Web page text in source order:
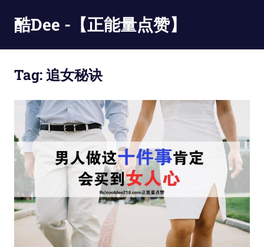
content
酷Dee -【正能量点赞】
最
酷
Tag:追女秘诀